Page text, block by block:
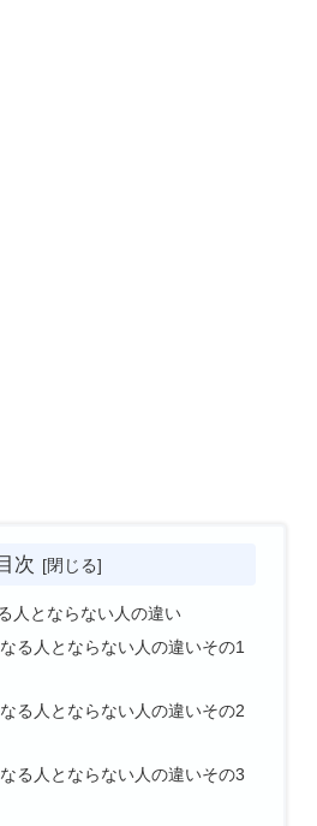
次
人とならない人の違い
る人とならない人の違いその1
る人とならない人の違いその2
る人とならない人の違いその3